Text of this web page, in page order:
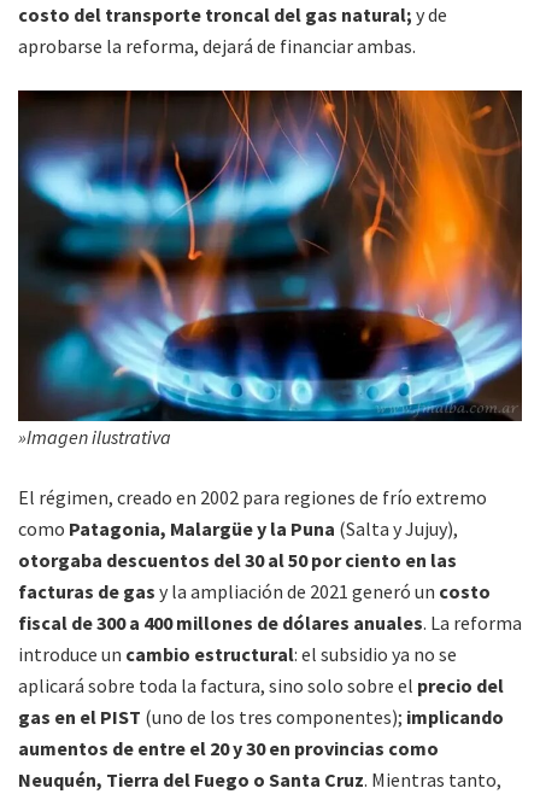
costo del transporte troncal del gas natural; y de
aprobarse la reforma, dejará de financiar ambas.
»Imagen ilustrativa
El régimen, creado en 2002 para regiones de frío extremo
como Patagonia, Malargüe y la Puna (Salta y Jujuy),
otorgaba descuentos del 30 al 50 por ciento en las
facturas de gas y la ampliación de 2021 generó un costo
fiscal de 300 a 400 millones de dólares anuales. La reforma
introduce un cambio estructural: el subsidio ya no se
aplicará sobre toda la factura, sino solo sobre el precio del
gas en el PIST (uno de los tres componentes); implicando
aumentos de entre el 20 y 30 en provincias como
Neuquén, Tierra del Fuego o Santa Cruz. Mientras tanto,